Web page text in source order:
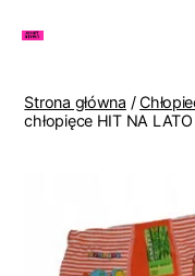
Lenki
Strona główna /
chłopięce HIT NA LATO